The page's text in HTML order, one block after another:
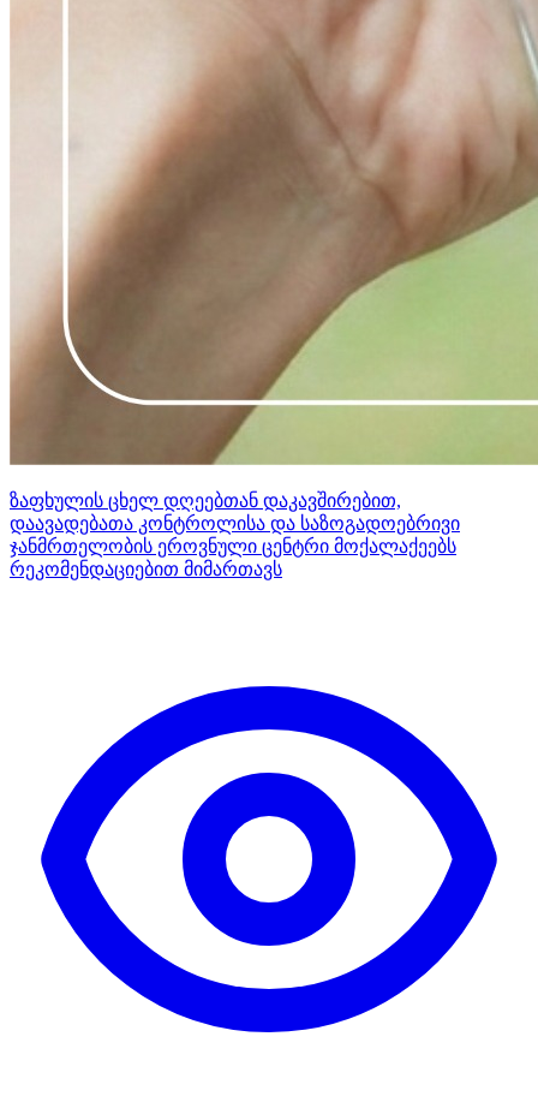
ზაფხულის ცხელ დღეებთან დაკავშირებით,
დაავადებათა კონტროლისა და საზოგადოებრივი
ჯანმრთელობის ეროვნული ცენტრი მოქალაქეებს
რეკომენდაციებით მიმართავს